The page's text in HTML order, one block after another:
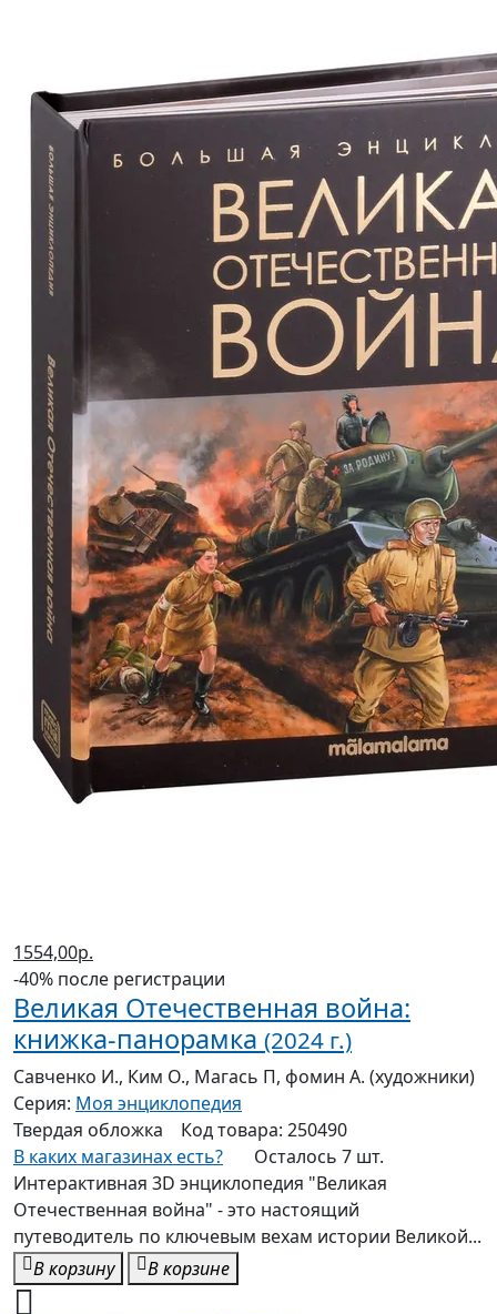
1554,00р.
-40% после регистрации
Великая Отечественная война:
книжка-панорамка (2024 г.)
Савченко И., Ким О., Магась П, фомин А. (художники)
Серия: Моя энциклопедия
Твердая обложка Код товара: 250490
В каких магазинах есть?
Осталось 7 шт.
Интерактивная 3D энциклопедия "Великая
Отечественная война" - это настоящий
путеводитель по ключевым вехам истории Великой...
В корзину
В корзине